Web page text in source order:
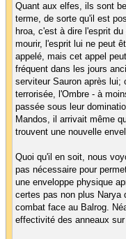
Quant aux elfes, ils sont
terme, de sorte qu'il est
hroa, c'est à dire l'esprit
mourir, l'esprit lui ne peut
appelé, mais cet appel
fréquent dans les jours
serviteur Sauron après lui;
terrorisée, l'Ombre - à
passée sous leur
Mandos, il arrivait même
trouvent une nouvelle
Quoi qu'il en soit, nous
pas nécessaire pour
une enveloppe physique
certes pas non plus Narya
combat face au Balrog.
effectivité des anneaux